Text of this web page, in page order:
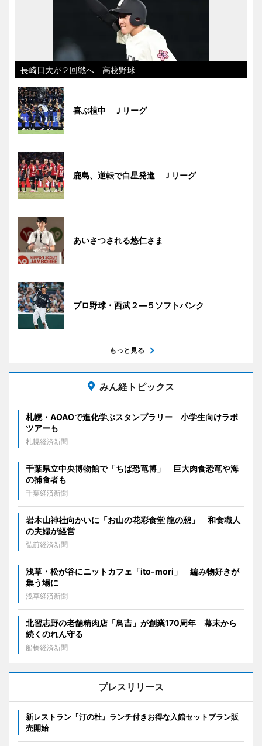
長崎日大が２回戦へ 高校野球
喜ぶ植中 Ｊリーグ
鹿島、逆転で白星発進 Ｊリーグ
あいさつされる悠仁さま
プロ野球・西武２―５ソフトバンク
もっと見る
みん経トピックス
札幌・AOAOで進化学ぶスタンプラリー 小学生向けラボ
ツアーも
札幌経済新聞
千葉県立中央博物館で「ちば恐竜博」 巨大肉食恐竜や海
の捕食者も
千葉経済新聞
岩木山神社向かいに「お山の花彩食堂 龍の憩」 和食職人
の夫婦が経営
弘前経済新聞
浅草・松が谷にニットカフェ「ito-mori」 編み物好きが
集う場に
浅草経済新聞
北習志野の老舗精肉店「鳥吉」が創業170周年 幕末から
続くのれん守る
船橋経済新聞
プレスリリース
新レストラン『汀の杜』ランチ付きお得な入館セットプラン販
売開始